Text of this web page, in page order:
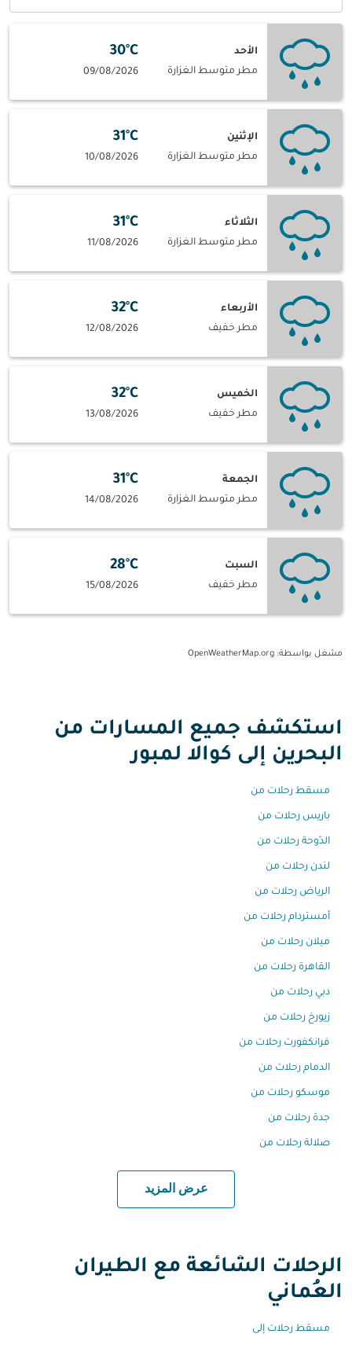
الأحد
مطر متوسط الغزارة
30°C
09/08/2026
الإثنين
مطر متوسط الغزارة
31°C
10/08/2026
الثلاثاء
مطر متوسط الغزارة
31°C
11/08/2026
الأربعاء
مطر خفيف
32°C
12/08/2026
الخميس
مطر خفيف
32°C
13/08/2026
الجمعة
مطر متوسط الغزارة
31°C
14/08/2026
السبت
مطر خفيف
28°C
15/08/2026
مشغل بواسطة: OpenWeatherMap.org
استكشف جميع المسارات من
البحرين إلى كوالا لمبور
مسقط رحلات من
باريس رحلات من
الدّوحة رحلات من
لندن رحلات من
الرياض رحلات من
أمستردام رحلات من
ميلان رحلات من
القاهرة رحلات من
دبي رحلات من
زيورخ رحلات من
فرانكفورت رحلات من
الدمام رحلات من
موسكو رحلات من
جدة رحلات من
صلالة رحلات من
عرض المزيد
الرحلات الشائعة مع الطيران
العُماني
مسقط رحلات إلى